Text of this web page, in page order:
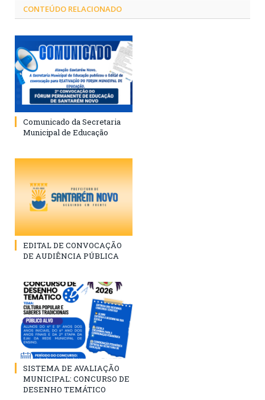
CONTEÚDO RELACIONADO
Comunicado da Secretaria
Municipal de Educação
EDITAL DE CONVOCAÇÃO
DE AUDIÊNCIA PÚBLICA
SISTEMA DE AVALIAÇÃO
MUNICIPAL: CONCURSO DE
DESENHO TEMÁTICO